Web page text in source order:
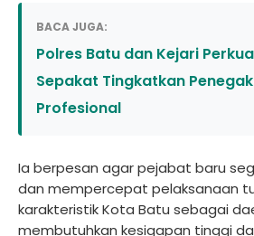
BACA JUGA:
Polres Batu dan Kejari
Sepakat Tingkatkan
Profesional
Ia berpesan agar pejabat baru
dan mempercepat pelaksanaan
karakteristik Kota Batu sebagai
membutuhkan kesigapan tinggi